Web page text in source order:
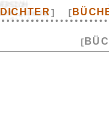
DICHTER] [
[